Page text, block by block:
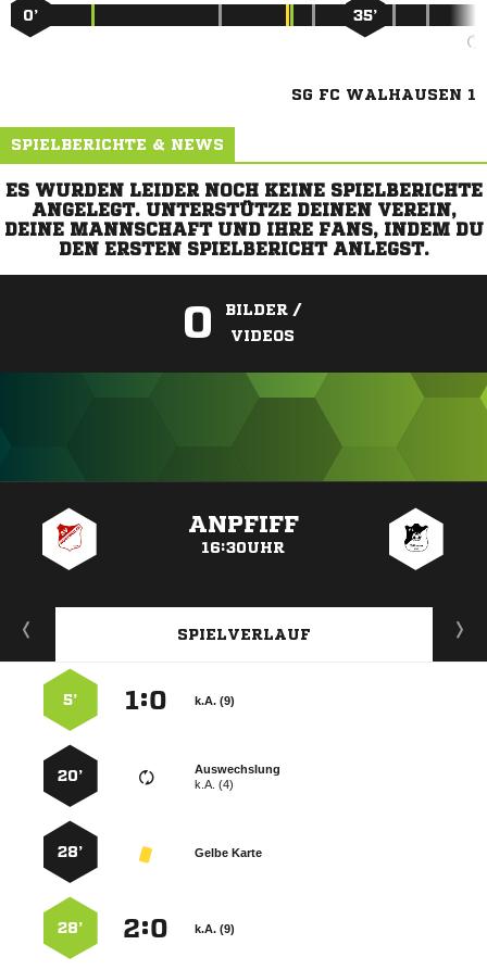
0’ 35’
SG FC WALHAUSEN 1
SPIELBERICHTE & NEWS
ES WURDEN LEIDER NOCH KEINE SPIELBERICHTE
ANGELEGT. UNTERSTÜTZE DEINEN VEREIN,
DEINE MANNSCHAFT UND IHRE FANS, INDEM DU
DEN ERSTEN SPIELBERICHT ANLEGST.
0
BILDER /
VIDEOS
ANPFIFF
16:30UHR
SPIELVERLAUF
k.A. (9)
:
5’
Auswechslung
k.A. (4)
20’
Gelbe Karte
28’
k.A. (9)
:
28’